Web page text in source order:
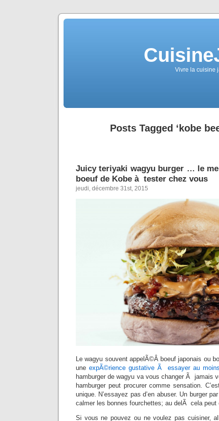
Vivre la cuisine
Posts Tagged ‘kobe
Juicy teriyaki wagyu burger … le
boeuf de Kobe à tester chez vous
jeudi, décembre 31st, 2015
Le wagyu souvent appelÃ©Â boeuf japonais ou
une expÃ©rience gustative Ã essayer au
hamburger de wagyu va vous changer Ã jamais
hamburger peut procurer comme sensation.
unique. N’essayez pas d’en abuser. Un burger
calmer les bonnes fourchettes; au delÃ cela
Si vous ne pouvez ou ne voulez pas cuisiner,